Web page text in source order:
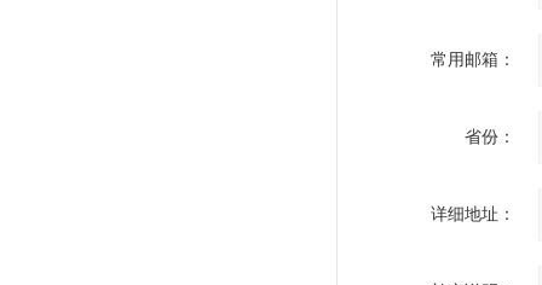
常用邮箱：
省份：
详细地址：